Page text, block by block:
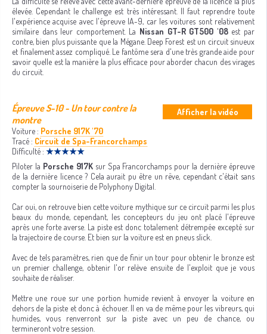
élevée. Cependant le challenge est très intéressant. Il faut reprendre toute
l'expérience acquise avec l'épreuve IA-9, car les voitures sont relativement
similaire dans leur comportement. La Nissan GT-R GT500 '08est par
contre, bien plus puissante que la Mégane. Deep Forest est un circuit sinueux
et finalement assez compliqué. Le fantôme sera d'une très grande aide pour
savoir quelle est la manière la plus efficace pour aborder chacun des virages
du circuit.
Afficher la vidéo
Épreuve S-10 - Un tour contre la
montre
Voiture : Porsche 917K '70
Tracé : Circuit de Spa-Francorchamps
Difficulté : ★★★★★
Piloter la Porsche 917Ksur Spa Francorchamps pour la dernière épreuve
de la dernière licence ? Cela aurait pu être un rêve, cependant c'était sans
compter la sournoiserie de Polyphony Digital.
Car oui, on retrouve bien cette voiture mythique sur ce circuit parmi les plus
beaux du monde, cependant, les concepteurs du jeu ont placé l'épreuve
après une forte averse. La piste est donc totalement détrempée excepté sur
la trajectoire de course. Et bien sur la voiture est en pneus slick.
Avec de tels paramètres, rien que de finir un tour pour obtenir le bronze est
un premier challenge, obtenir l'or relève ensuite de l'exploit que je vous
souhaite de réaliser.
Mettre une roue sur une portion humide revient à envoyer la voiture en
dehors de la piste et donc à échouer. Il en va de même pour les vibreurs, qui
humides, vous renverront sur la piste avec un peu de chance, ou
termineront votre session.